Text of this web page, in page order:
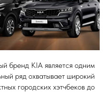
бренд KIA является одним
ряд охватывает широкий
городских хэтчбеков до